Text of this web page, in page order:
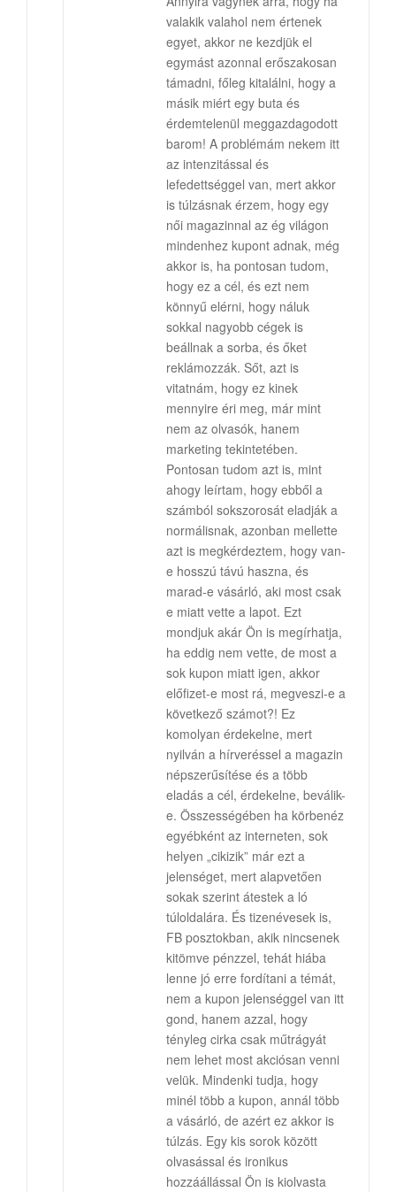
valakik valahol nem értenek
egyet, akkor ne kezdjük el
egymást azonnal erőszakosan
támadni, főleg kitalálni, hogy a
másik miért egy buta és
érdemtelenül meggazdagodott
barom! A problémám nekem itt
az intenzitással és
lefedettséggel van, mert akkor
is túlzásnak érzem, hogy egy
női magazinnal az ég világon
mindenhez kupont adnak, még
akkor is, ha pontosan tudom,
hogy ez a cél, és ezt nem
könnyű elérni, hogy náluk
sokkal nagyobb cégek is
beállnak a sorba, és őket
reklámozzák. Sőt, azt is
vitatnám, hogy ez kinek
mennyire éri meg, már mint
nem az olvasók, hanem
marketing tekintetében.
Pontosan tudom azt is, mint
ahogy leírtam, hogy ebből a
számból sokszorosát eladják a
normálisnak, azonban mellette
azt is megkérdeztem, hogy van-
e hosszú távú haszna, és
marad-e vásárló, aki most csak
e miatt vette a lapot. Ezt
mondjuk akár Ön is megírhatja,
ha eddig nem vette, de most a
sok kupon miatt igen, akkor
előfizet-e most rá, megveszi-e a
következő számot?! Ez
komolyan érdekelne, mert
nyilván a hírveréssel a magazin
népszerűsítése és a több
eladás a cél, érdekelne, beválik-
e. Összességében ha körbenéz
egyébként az interneten, sok
helyen „cikizik” már ezt a
jelenséget, mert alapvetően
sokak szerint átestek a ló
túloldalára. És tizenévesek is,
FB posztokban, akik nincsenek
kitömve pénzzel, tehát hiába
lenne jó erre fordítani a témát,
nem a kupon jelenséggel van itt
gond, hanem azzal, hogy
tényleg cirka csak műtrágyát
nem lehet most akciósan venni
velük. Mindenki tudja, hogy
minél több a kupon, annál több
a vásárló, de azért ez akkor is
túlzás. Egy kis sorok között
olvasással és ironikus
hozzáállással Ön is kiolvasta